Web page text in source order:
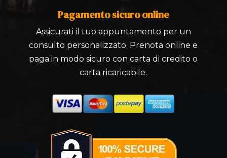
Pagamento sicuro online
Assicurati il tuo appuntamento per un
consulto personalizzato. Prenota online e
paga in modo sicuro con carta di credito o
carta ricaricabile.